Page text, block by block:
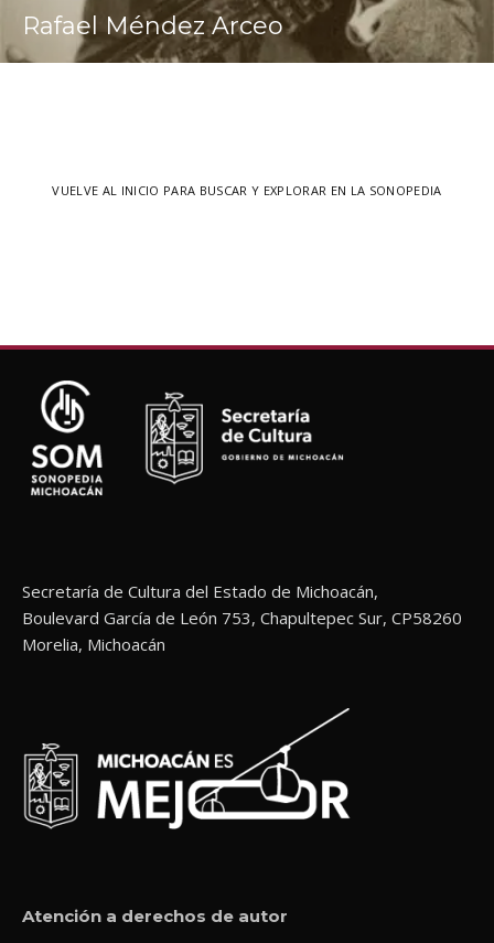
Rafael Méndez Arceo
VUELVE AL INICIO PARA BUSCAR Y EXPLORAR EN LA SONOPEDIA
Secretaría de Cultura del Estado de Michoacán,
Boulevard García de León 753, Chapultepec Sur, CP58260
Morelia, Michoacán
Atención a derechos de autor